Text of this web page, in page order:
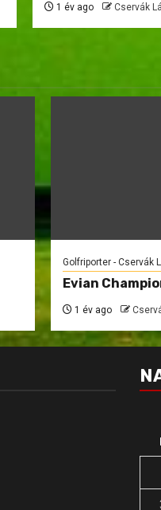
1 év ago Cservák
Golfriporter - Cservák
Evian
1 év ago